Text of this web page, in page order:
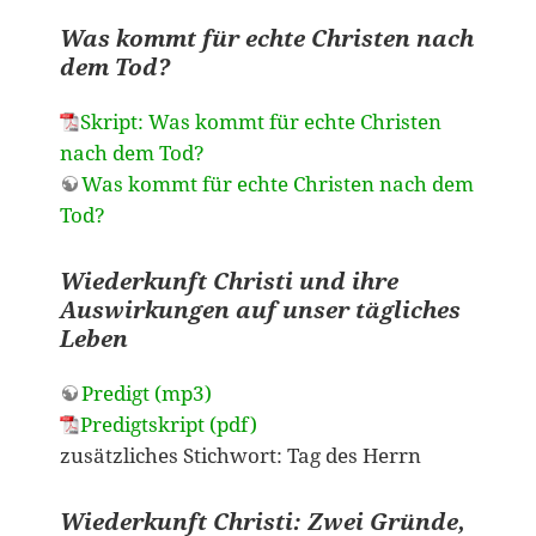
Was kommt für echte Christen nach
dem Tod?
Skript: Was kommt für echte Christen
nach dem Tod?
Was kommt für echte Christen nach dem
Tod?
Wiederkunft Christi und ihre
Auswirkungen auf unser tägliches
Leben
Predigt (mp3)
Predigtskript (pdf)
zusätzliches Stichwort: Tag des Herrn
Wiederkunft Christi: Zwei Gründe,